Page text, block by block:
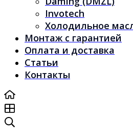
Invotech
Холодильное
Монтаж с гарантией
Оплата и доставка
Статьи
Контакты